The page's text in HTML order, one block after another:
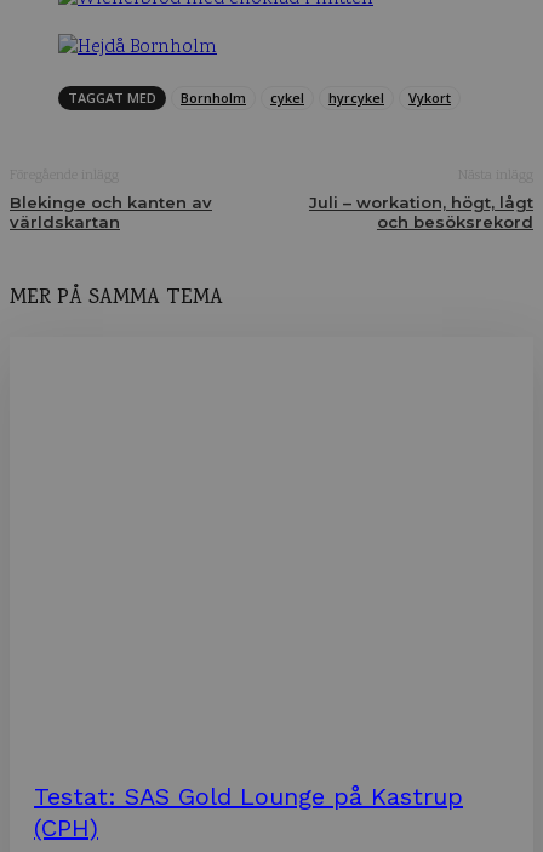
TAGGAT MED Bornholm cykel hyrcykel Vykort
Blekinge och kanten av
världskartan
Juli – workation, högt, lågt
och besöksrekord
MER PÅ SAMMA TEMA
Testat: SAS Gold Lounge på Kastrup
(CPH)